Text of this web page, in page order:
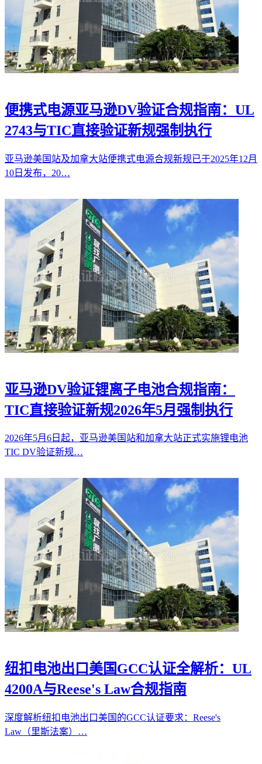
便携式电源亚马逊DV验证合规指南：UL
2743与TIC直接验证新规强制执行
亚马逊美国站及加拿大站便携式电源合规新规已于2025年12月
10日发布，20…
亚马逊DV验证锂离子电池合规指南：
TIC直接验证新规2026年5月强制执行
2026年5月6日起，亚马逊美国站和加拿大站正式实施锂电池
TIC DV验证新规…
纽扣电池出口美国GCC认证全解析：UL
4200A与Reese's Law合规指南
深度解析纽扣电池出口美国的GCC认证要求：Reese's
Law（里斯法案）…